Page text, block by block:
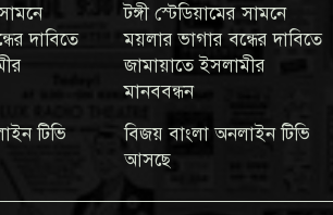
দাবিতে
টিভি
টঙ্গী স্টেডিয়ামের সামনে
ময়লার ভাগার বন্ধের দাবিতে
জামায়াতে ইসলামীর
মানববন্ধন
বিজয় বাংলা অনলাইন টিভি
আসছে